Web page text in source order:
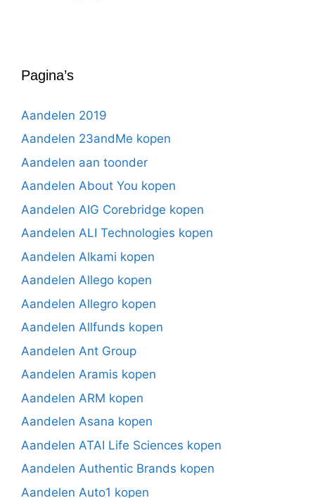
Pagina’s
Aandelen 2019
Aandelen 23andMe kopen
Aandelen aan toonder
Aandelen About You kopen
Aandelen AIG Corebridge kopen
Aandelen ALI Technologies kopen
Aandelen Alkami kopen
Aandelen Allego kopen
Aandelen Allegro kopen
Aandelen Allfunds kopen
Aandelen Ant Group
Aandelen Aramis kopen
Aandelen ARM kopen
Aandelen Asana kopen
Aandelen ATAI Life Sciences kopen
Aandelen Authentic Brands kopen
Aandelen Auto1 kopen